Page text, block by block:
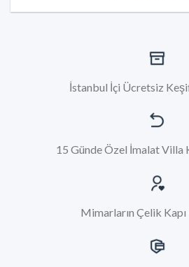
İstanbul İçi Ücretsiz
15 Günde Özel İmalat Villa
Mimarların Çelik Kapı